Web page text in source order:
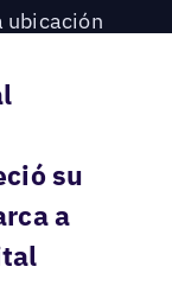
ubicación
su
a